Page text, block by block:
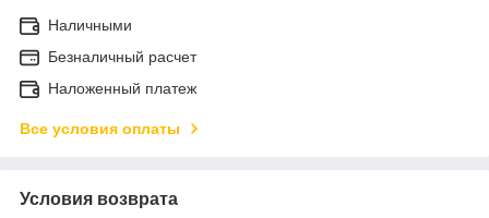
Наличными
Безналичный расчет
Наложенный платеж
Все условия оплаты
Условия возврата